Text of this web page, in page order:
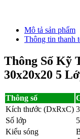
Mô tả sản phẩm
Thông tin thanh
Thông Số Kỹ
30x20x20 5
Thông số
Kích thước (DxRxC)
Số lớp
Kiểu sóng